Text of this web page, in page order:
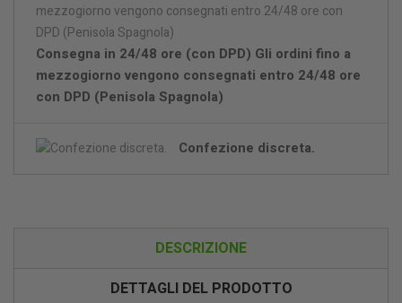
Consegna in 24/48 ore (con DPD) Gli ordini fino a
mezzogiorno vengono consegnati entro 24/48 ore
con DPD (Penisola Spagnola)
Confezione discreta.
DESCRIZIONE
DETTAGLI DEL PRODOTTO